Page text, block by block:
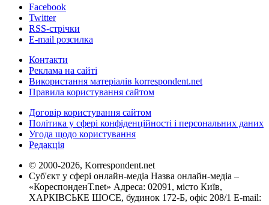
Facebook
Twitter
RSS-стрічки
E-mail розсилка
Контакти
Реклама на сайті
Використання матеріалів korrespondent.net
Правила користування сайтом
Договір користування сайтом
Політика у сфері конфіденційності і персональних даних
Угода щодо користування
Редакція
© 2000-2026, Korrespondent.net
Суб'єкт у сфері онлайн-медіа Назва онлайн-медіа –
«КореспонденТ.net» Адреса: 02091, місто Київ,
ХАРКІВСЬКЕ ШОСЕ, будинок 172-Б, офіс 208/1 E-mail: